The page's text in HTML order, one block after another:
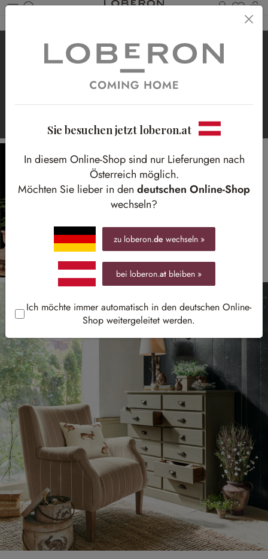
Du
Trendlook Dark
Easter
Rustikale Akzente im Landhaus-Flur
Sie besuchen jetzt loberon.at
In diesem Online-Shop sind nur Lieferungen nach
Österreich möglich.
Möchten Sie lieber in den deutschen Online-Shop
wechseln?
zu loberon.de wechseln »
bei loberon.at bleiben »
Ich möchte immer automatisch in den deutschen Online-
Shop weitergeleitet werden.